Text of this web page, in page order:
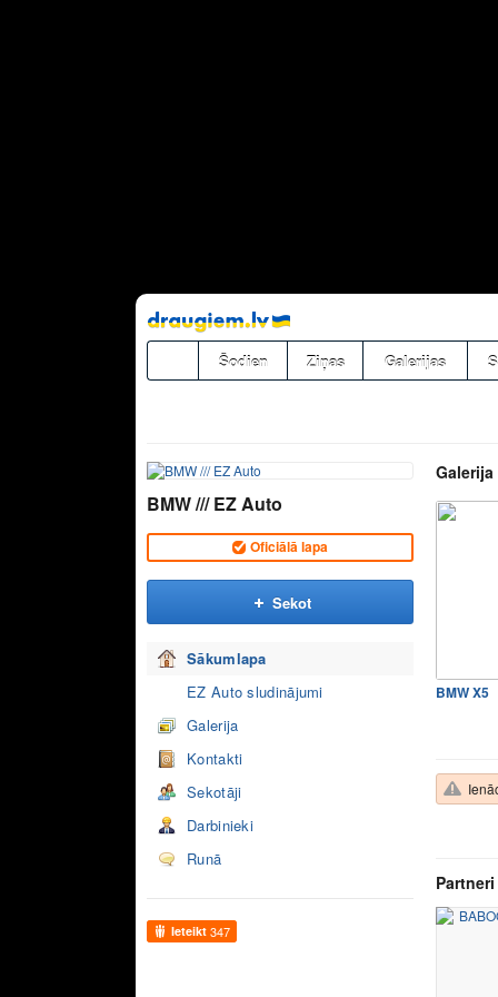
Pāriet
uz
saturu
Šodien Ziņas Galerijas
BMW /// EZ Auto
Oficiālā lapa
Sekot
Sākumlapa
EZ Auto sludinājumi
Galerija
Kontakti
Sekotāji
Darbinieki
Runā
Ieteikt 347
Galerija
BMW X5
Partneri